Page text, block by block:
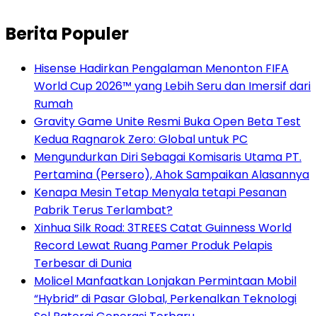
Berita Populer
Hisense Hadirkan Pengalaman Menonton FIFA
World Cup 2026™ yang Lebih Seru dan Imersif dari
Rumah
Gravity Game Unite Resmi Buka Open Beta Test
Kedua Ragnarok Zero: Global untuk PC
Mengundurkan Diri Sebagai Komisaris Utama PT.
Pertamina (Persero), Ahok Sampaikan Alasannya
Kenapa Mesin Tetap Menyala tetapi Pesanan
Pabrik Terus Terlambat?
Xinhua Silk Road: 3TREES Catat Guinness World
Record Lewat Ruang Pamer Produk Pelapis
Terbesar di Dunia
Molicel Manfaatkan Lonjakan Permintaan Mobil
“Hybrid” di Pasar Global, Perkenalkan Teknologi